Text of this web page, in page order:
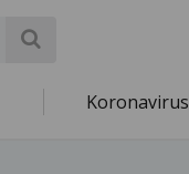
Koronavirus